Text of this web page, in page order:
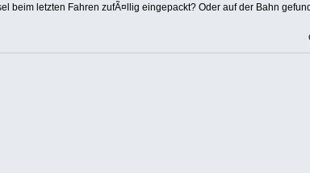
beim letzten Fahren zufÃ¤llig eingepackt? Oder auf der Bahn